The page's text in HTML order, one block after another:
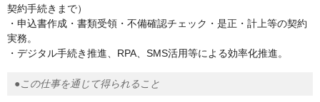
契約手続きまで）
・申込書作成・書類受領・不備確認チェック・是正・計上等の契約
実務。
・デジタル手続き推進、RPA、SMS活用等による効率化推進。
●この仕事を通じて得られること